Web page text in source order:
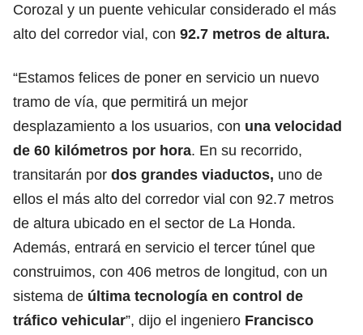
Corozal y un puente vehicular considerado el más
alto del corredor vial, con 92.7 metros de altura.
“Estamos felices de poner en servicio un nuevo
tramo de vía, que permitirá un mejor
desplazamiento a los usuarios, con una velocidad
de 60 kilómetros por hora. En su recorrido,
transitarán por dos grandes viaductos, uno de
ellos el más alto del corredor vial con 92.7 metros
de altura ubicado en el sector de La Honda.
Además, entrará en servicio el tercer túnel que
construimos, con 406 metros de longitud, con un
sistema de última tecnología en control de
tráfico vehicular”, dijo el ingeniero Francisco